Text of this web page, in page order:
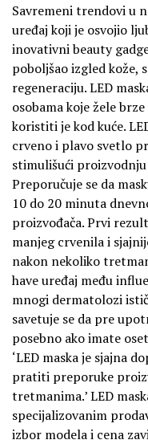
Savremeni trendovi u
uređaj koji je osvojio
inovativni beauty
poboljšao izgled kože,
regeneraciju. LED
osobama koje žele
koristiti je kod kuće.
crveno i plavo svetlo
stimulišući
Preporučuje se da
10 do 20 minuta
proizvođača. Prvi
manjeg crvenila i
nakon nekoliko
have uređaj među
mnogi dermatolozi
savetuje se da pre
posebno ako imate
‘LED maska je sjajna
pratiti preporuke
tretmanima.’ LED
specijalizovanim
izbor modela i cena